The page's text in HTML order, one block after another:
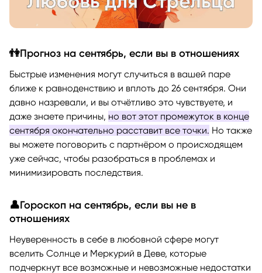
👫Прогноз на сентябрь, если вы в отношениях
Быстрые изменения могут случиться в вашей паре
ближе к равноденствию и вплоть до 26 сентября. Они
давно назревали, и вы отчётливо это чувствуете, и
даже знаете причины, но вот этот промежуток в конце
сентября окончательно расставит все точки. Но также
вы можете поговорить с партнёром о происходящем
уже сейчас, чтобы разобраться в проблемах и
минимизировать последствия.
👤Гороскоп на сентябрь, если вы не в
отношениях
Неуверенность в себе в любовной сфере могут
вселить Солнце и Меркурий в Деве, которые
подчеркнут все возможные и невозможные недостатки